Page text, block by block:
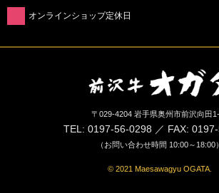
オンラインショップ定休日
〒029-4204 岩手県奥州市前沢向田
TEL: 0197-56-0298 ／ FAX:
（お問い合わせ時間 10:00～18:00）
© 2021 Maesawagyu OGATA.